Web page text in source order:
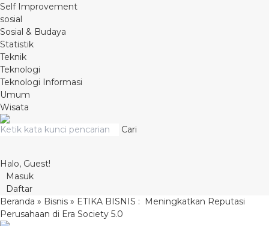
Self Improvement
sosial
Sosial & Budaya
Statistik
Teknik
Teknologi
Teknologi Informasi
Umum
Wisata
Cari
Halo, Guest!
Masuk
Daftar
Beranda » Bisnis » ETIKA BISNIS : Meningkatkan Reputasi
Perusahaan di Era Society 5.0